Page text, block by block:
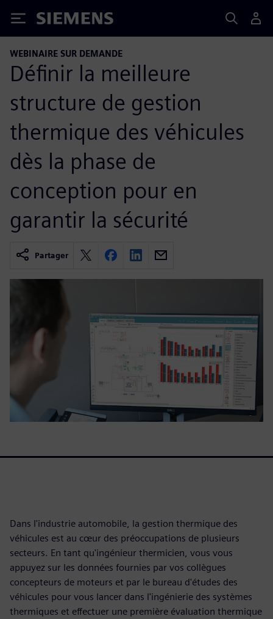
Siemens
WEBINAIRE SUR DEMANDE
Définir la meilleure
structure de gestion
thermique des véhicules
dès la phase de
conception pour en
garantir la sécurité
Partager
Dans l'industrie automobile, la gestion thermique des
véhicules est au cœur des préoccupations de plusieurs
secteurs. En tant qu'ingénieur thermicien, vous vous
appuyez sur les données fournies par vos collègues
concepteurs de moteurs et par le bureau d'études des
véhicules pour vous lancer dans l'ingénierie des systèmes
thermiques et effectuer une première évaluation thermique